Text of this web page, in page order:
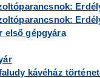
első gépgyára
kávéház